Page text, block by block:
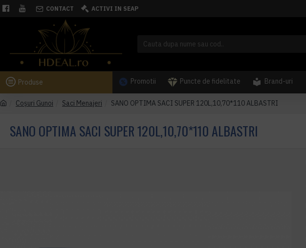
CONTACT ACTIVI IN SEAP
Produse Promotii Puncte de fidelitate Brand-uri
Coşuri Gunoi Saci Menajeri SANO OPTIMA SACI SUPER 120L,10,70*110 ALBASTRI
SANO OPTIMA SACI SUPER 120L,10,70*110 ALBASTRI